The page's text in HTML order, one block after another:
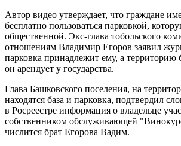
Автор видео утверждает, что граждане
бесплатно пользоваться парковкой,
общественной. Экс-глава тобольского
отношениям Владимир Егоров заявил
парковка принадлежит ему, а
он арендует у государства.
Глава Башковского поселения, на
находятся база и парковка, подтвердил
в Росреестре информация о владельце
собственником обслуживающей
числится брат Егорова Вадим.